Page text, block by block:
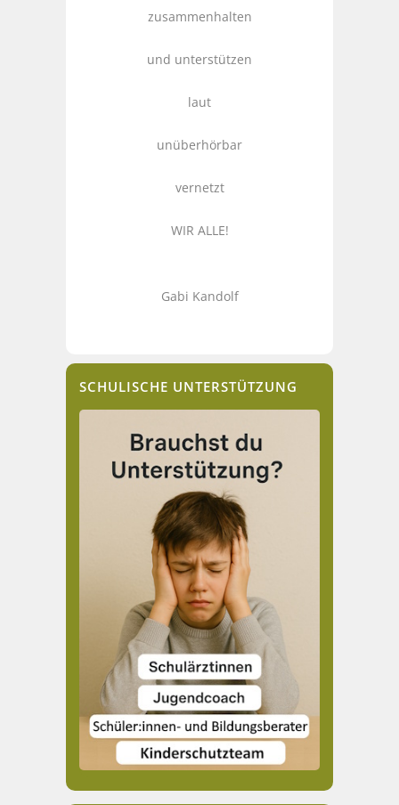
zusammenhalten
und unterstützen
laut
unüberhörbar
vernetzt
WIR ALLE!
Gabi Kandolf
SCHULISCHE UNTERSTÜTZUNG